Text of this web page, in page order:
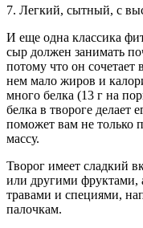
7. Легкий, сытный, с
И еще одна классика
сыр должен занимать
потому что он сочетает
нем мало жиров и
много белка (13 г на
белка в твороге делает
поможет вам не только
массу.
Творог имеет сладкий
или другими фруктами,
травами и специями,
палочкам.